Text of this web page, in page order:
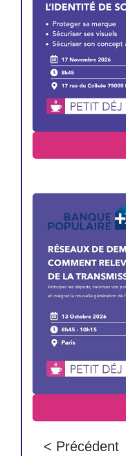
< Précédent